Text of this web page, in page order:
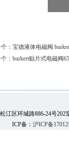
： 宝德液体电磁阀
： burkert贴片式电磁阀
江区环城路886-24号202
ICP备： 沪ICP备